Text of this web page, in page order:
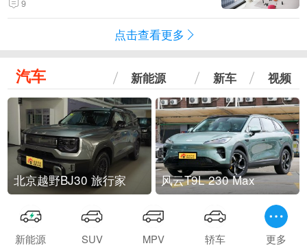
9
点击查看更多
汽车 新能源 新车 视频
北京越野BJ30 旅行家 风云T9L 230 Max
新能源 SUV MPV 轿车 更多